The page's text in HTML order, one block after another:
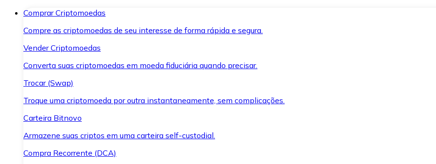
Comprar Criptomoedas
Compre as criptomoedas de seu interesse de forma rápida e segura.
Vender Criptomoedas
Converta suas criptomoedas em moeda fiduciária quando precisar.
Trocar (Swap)
Troque uma criptomoeda por outra instantaneamente, sem complicações.
Carteira Bitnovo
Armazene suas criptos em uma carteira self-custodial.
Compra Recorrente (DCA)